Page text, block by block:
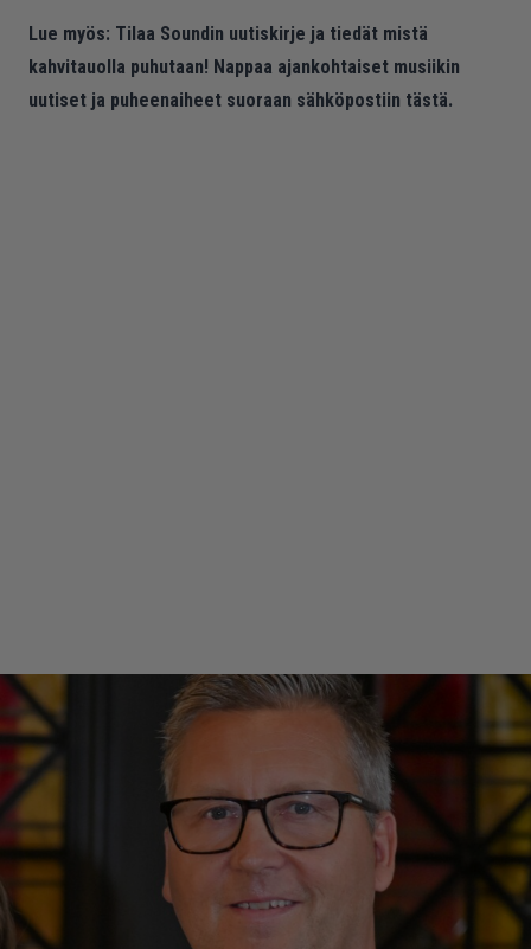
Lue myös: Tilaa Soundin uutiskirje ja tiedät mistä
kahvitauolla puhutaan! Nappaa ajankohtaiset musiikin
uutiset ja puheenaiheet suoraan sähköpostiin tästä.